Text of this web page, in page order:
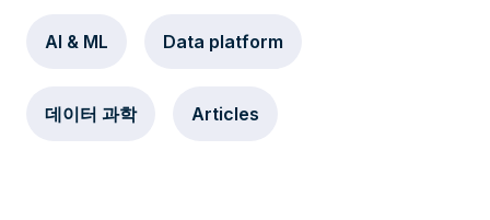
AI & ML Data platform
데이터 과학 Articles